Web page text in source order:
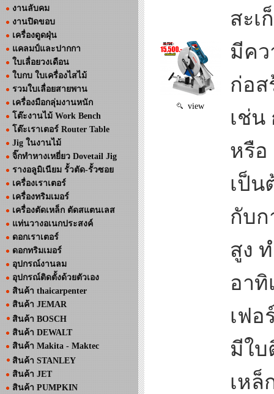
งานลับคม
งานปิดขอบ
เครื่องดูดฝุ่น
แคลมป์และปากกา
ใบเลื่อยวงเดือน
ใบกบ ใบเครื่องไสไม้
รวมใบเลื่อยสายพาน
เครื่องมือกลุ่มงานหนัก
โต๊ะงานไม้ Work Bench
โต๊ะเราเตอร์ Router Table
Jig ในงานไม้
จิ๊กทำหางเหยี่ยว Dovetail Jig
รางอลูมิเนียม รั้วตัด-รั้วซอย
เครื่องเราเตอร์
เครื่องทริมเมอร์
เครื่องตัดเหล็ก ตัดสแตนเลส
แท่นวางอเนกประสงค์
ดอกเราเตอร์
ดอกทริมเมอร์
อุปกรณ์งานลม
อุปกรณ์ติดตั้งด้วยตัวเอง
สินค้า thaicarpenter
สินค้า JEMAR
สินค้า BOSCH
สินค้า DEWALT
สินค้า Makita - Maktec
สินค้า STANLEY
สินค้า JET
สินค้า PUMPKIN
view
สะเ
มีคว
ก่อส
เช่น
หรือ
เป็น
กับ
สูง
อาทิ
เฟอ
มีใบ
เหล็